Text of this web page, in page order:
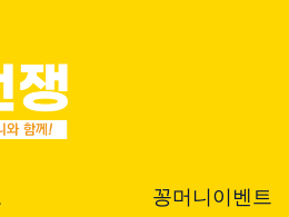
꽁머니이벤트